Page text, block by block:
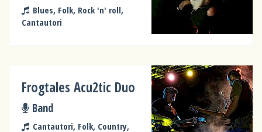
Blues, Folk, Rock 'n' roll,
Cantautori
Frogtales Acu2tic Duo
Band
Cantautori, Folk, Country,